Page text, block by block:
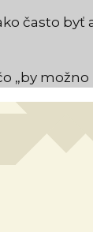
často byť
„by